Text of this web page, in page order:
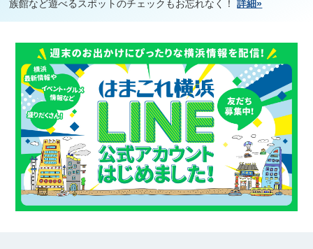
族館など遊べるスポットのチェックもお忘れなく！詳細»